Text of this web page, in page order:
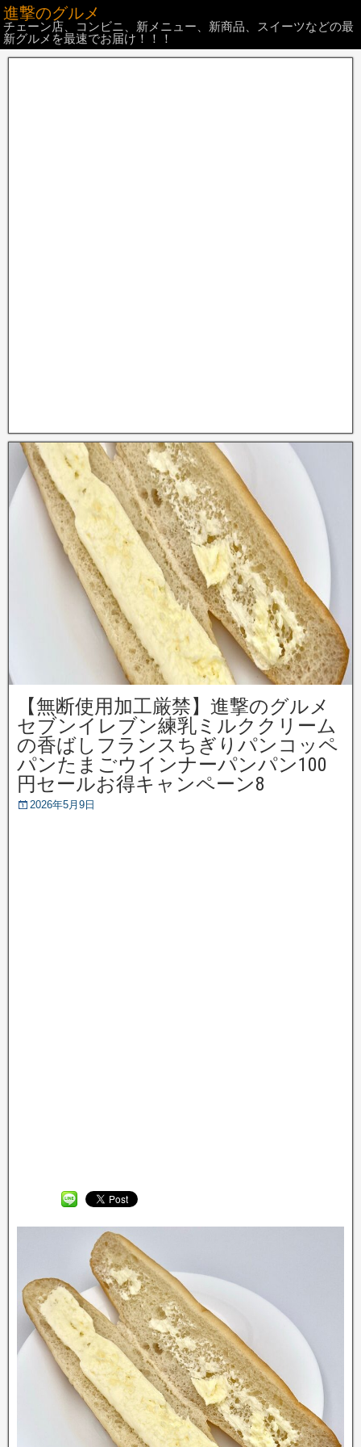
進撃のグルメ
チェーン店、コンビニ、新メニュー、新商品、スイーツなどの最
新グルメを最速でお届け！！！
【無断使用加工厳禁】進撃のグルメ
セブンイレブン練乳ミルククリーム
の香ばしフランスちぎりパンコッペ
パンたまごウインナーパンパン100
円セールお得キャンペーン8
2026年5月9日